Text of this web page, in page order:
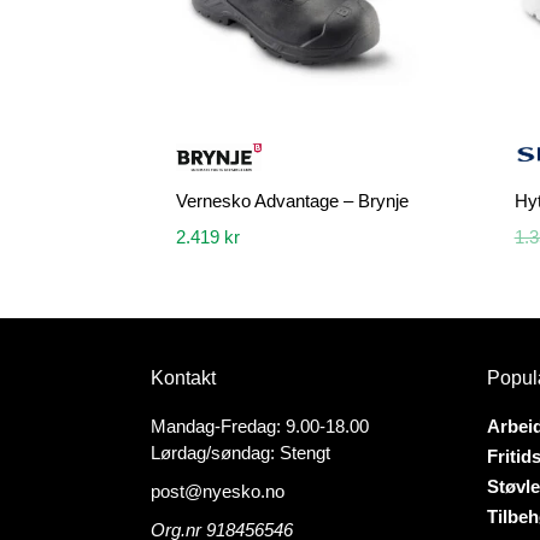
Vernesko Advantage – Brynje
2.419 kr
produktet
flere
Alternativene
kan
på
produktsiden
flere
kan
på
Kontakt
Mandag-Fredag: 9.00-18.00
Lørdag/søndag: Stengt
post@nyesko.no
Org.nr 918456546